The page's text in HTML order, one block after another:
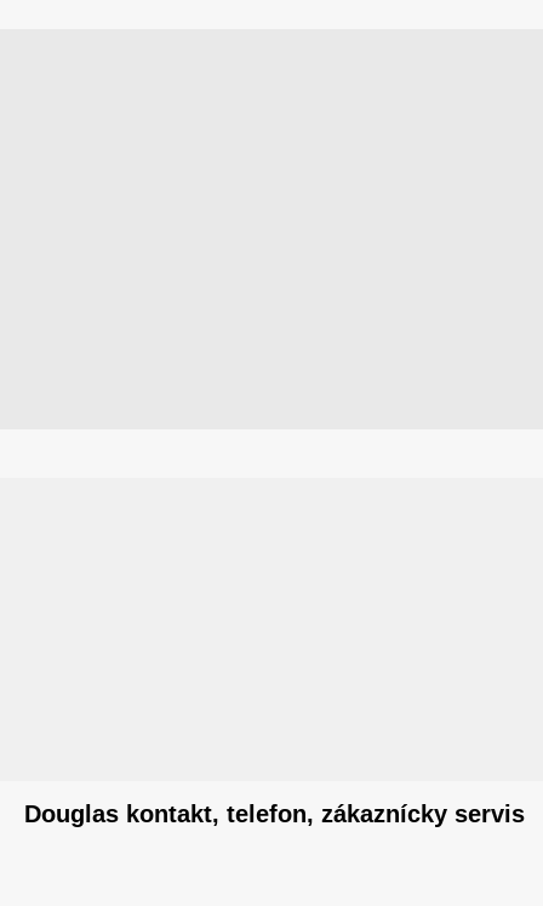
Douglas kontakt, telefon, zákaznícky servis